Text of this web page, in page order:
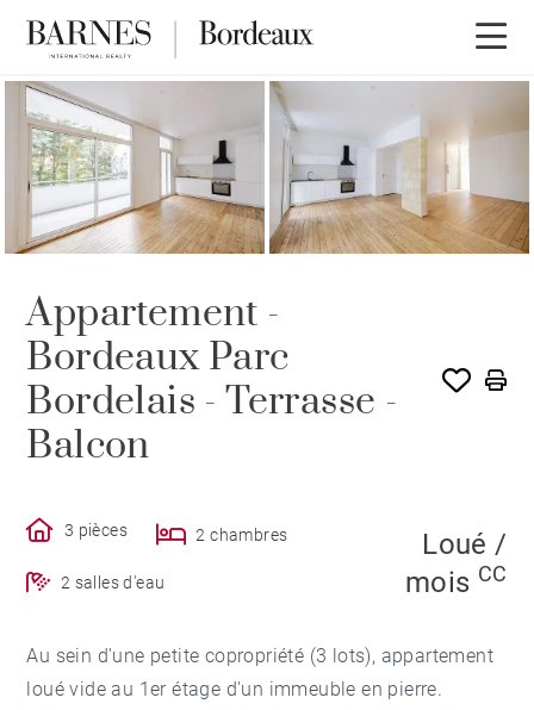
LOUÉ PAR BARNES
Appartement -
Bordeaux Parc
Bordelais - Terrasse -
Balcon
3 pièces 2 chambres
2 salles d'eau
Loué /
mois CC
Au sein d'une petite copropriété (3 lots), appartement
loué vide au 1er étage d'un immeuble en pierre.